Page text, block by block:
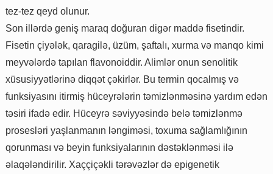
tez-tez qeyd olunur.
Son illərdə geniş maraq doğuran digər maddə fisetindir.
Fisetin çiyələk, qaragilə, üzüm, şaftalı, xurma və manqo kimi
meyvələrdə tapılan flavonoiddir. Alimlər onun senolitik
xüsusiyyətlərinə diqqət çəkirlər. Bu termin qocalmış və
funksiyasını itirmiş hüceyrələrin təmizlənməsinə yardım edən
təsiri ifadə edir. Hüceyrə səviyyəsində belə təmizlənmə
prosesləri yaşlanmanın ləngiməsi, toxuma sağlamlığının
qorunması və beyin funksiyalarının dəstəklənməsi ilə
əlaqələndirilir. Xaççiçəkli tərəvəzlər də epigenetik